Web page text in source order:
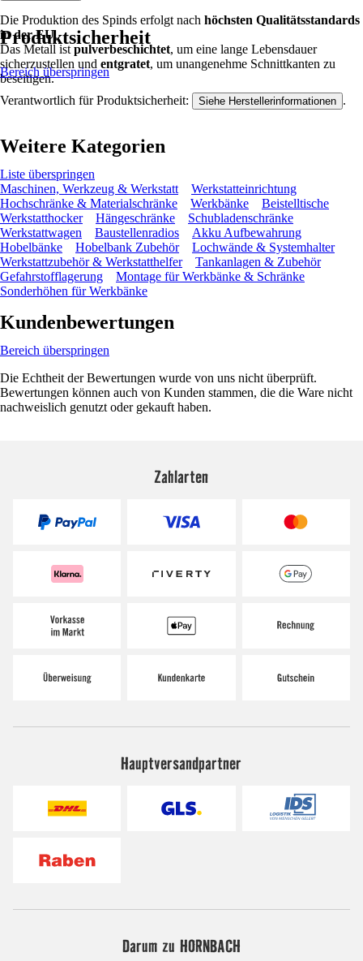
Die Produktion des Spinds erfolgt nach höchsten Qualitätsstandards
in der EU.
Das Metall ist pulverbeschichtet, um eine lange Lebensdauer
sicherzustellen und entgratet, um unangenehme Schnittkanten zu
beseitigen.
Produktsicherheit
Bereich überspringen
Verantwortlich für Produktsicherheit: Siehe Herstellerinformationen .
Weitere Kategorien
Liste überspringen
Maschinen, Werkzeug & Werkstatt
Werkstatteinrichtung
Hochschränke & Materialschränke
Werkbänke
Beistelltische
Werkstatthocker
Hängeschränke
Schubladenschränke
Werkstattwagen
Baustellenradios
Akku Aufbewahrung
Hobelbänke
Hobelbank Zubehör
Lochwände & Systemhalter
Werkstattzubehör & Werkstatthelfer
Tankanlagen & Zubehör
Gefahrstofflagerung
Montage für Werkbänke & Schränke
Sonderhöhen für Werkbänke
Kundenbewertungen
Bereich überspringen
Die Echtheit der Bewertungen wurde von uns nicht überprüft.
Bewertungen können auch von Kunden stammen, die die Ware nicht
nachweislich genutzt oder gekauft haben.
Zahlarten
Hauptversandpartner
Darum zu HORNBACH